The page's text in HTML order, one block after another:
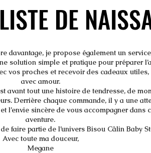
davantage, je propose également un
solution simple et pratique pour préparer
vos proches et recevoir des cadeaux
avec amour.
avant tout une histoire de tendresse, de
Derrière chaque commande, il y a une
l’envie sincère de vous accompagner dans
aventure.
faire partie de l’univers Bisou Câlin Baby
Avec toute ma douceur,
Megane
DE
DE